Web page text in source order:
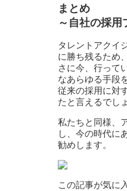
まとめ
～自社の採用
タレントアクイ
に勝ち残るため
さに今、行って
なあらゆる手段
従来の採用に対
たと言えるでし
私たちと同様、
し、今の時代に
勧めします。
この記事が気に